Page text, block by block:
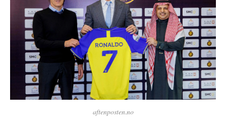
aftenposten.no